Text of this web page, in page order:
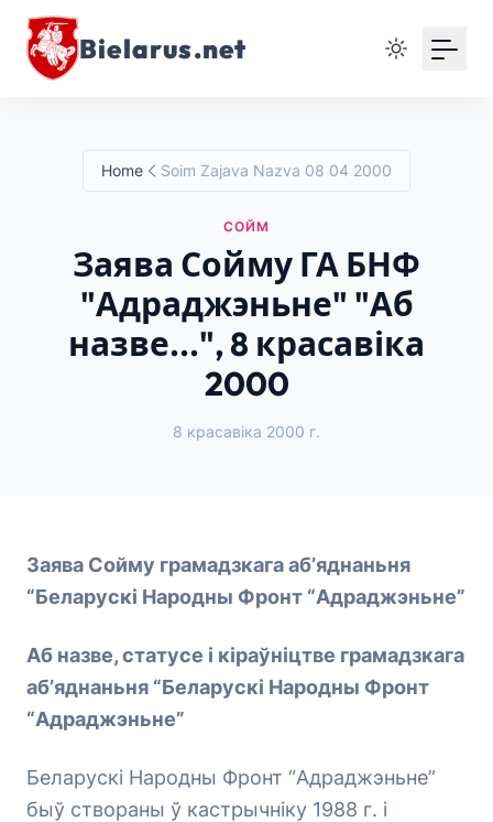
Bielarus.net
Home Soim Zajava Nazva 08 04 2000
СОЙМ
Заява Сойму ГА БНФ
"Адраджэньне" "Аб
назве...", 8 красавіка
2000
8 красавіка 2000 г.
Заява Сойму грамадзкага аб’яднаньня
“Беларускі Народны Фронт “Адраджэньне”
Аб назве, статусе і кіраўніцтве грамадзкага
аб’яднаньня “Беларускі Народны Фронт
“Адраджэньне”
Беларускі Народны Фронт “Адраджэньне”
быў створаны ў кастрычніку 1988 г. і